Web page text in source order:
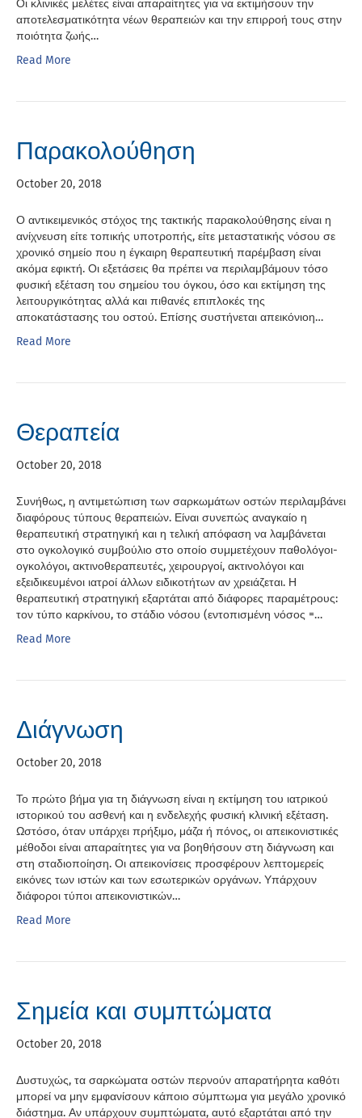
Οι κλινικές μελέτες είναι απαραίτητες για να εκτιμήσουν την
αποτελεσματικότητα νέων θεραπειών και την επιρροή τους στην
ποιότητα ζωής…
Read More
Παρακολούθηση
October 20, 2018
Ο αντικειμενικός στόχος της τακτικής παρακολούθησης είναι η
ανίχνευση είτε τοπικής υποτροπής, είτε μεταστατικής νόσου σε
χρονικό σημείο που η έγκαιρη θεραπευτική παρέμβαση είναι
ακόμα εφικτή. Οι εξετάσεις θα πρέπει να περιλαμβάμουν τόσο
φυσική εξέταση του σημείου του όγκου, όσο και εκτίμηση της
λειτουργικότητας αλλά και πιθανές επιπλοκές της
αποκατάστασης του οστού. Επίσης συστήνεται απεικόνιοη…
Read More
Θεραπεία
October 20, 2018
Συνήθως, η αντιμετώπιση των σαρκωμάτων οστών περιλαμβάνει
διαφόρους τύπους θεραπειών. Είναι συνεπώς αναγκαίο η
θεραπευτική στρατηγική και η τελική απόφαση να λαμβάνεται
στο ογκολογικό συμβούλιο στο οποίο συμμετέχουν παθολόγοι-
ογκολόγοι, ακτινοθεραπευτές, χειρουργοί, ακτινολόγοι και
εξειδικευμένοι ιατροί άλλων ειδικοτήτων αν χρειάζεται. Η
θεραπευτική στρατηγική εξαρτάται από διάφορες παραμέτρους:
τον τύπο καρκίνου, το στάδιο νόσου (εντοπισμένη νόσος =…
Read More
Διάγνωση
October 20, 2018
Το πρώτο βήμα για τη διάγνωση είναι η εκτίμηση του ιατρικού
ιστορικού του ασθενή και η ενδελεχής φυσική κλινική εξέταση.
Ωστόσο, όταν υπάρχει πρήξιμο, μάζα ή πόνος, οι απεικονιστικές
μέθοδοι είναι απαραίτητες για να βοηθήσουν στη διάγνωση και
στη σταδιοποίηση. Οι απεικονίσεις προσφέρουν λεπτομερείς
εικόνες των ιστών και των εσωτερικών οργάνων. Υπάρχουν
διάφοροι τύποι απεικονιστικών…
Read More
Σημεία και συμπτώματα
October 20, 2018
Δυστυχώς, τα σαρκώματα οστών περνούν απαρατήρητα καθότι
μπορεί να μην εμφανίσουν κάποιο σύμπτωμα για μεγάλο χρονικό
διάστημα. Αν υπάρχουν συμπτώματα, αυτό εξαρτάται από την